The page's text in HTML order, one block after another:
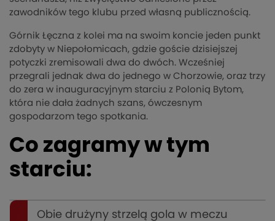
zawodników tego klubu przed własną publicznością.
Górnik Łęczna z kolei ma na swoim koncie jeden punkt
zdobyty w Niepołomicach, gdzie goście dzisiejszej
potyczki zremisowali dwa do dwóch. Wcześniej
przegrali jednak dwa do jednego w Chorzowie, oraz trzy
do zera w inauguracyjnym starciu z Polonią Bytom,
która nie dała żadnych szans, ówczesnym
gospodarzom tego spotkania.
Co zagramy w tym
starciu:
Obie drużyny strzelą gola w meczu